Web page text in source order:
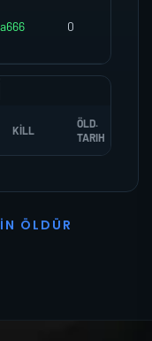
0
KILL
ÖLD.
TARIH
I N Ö L D Ü R